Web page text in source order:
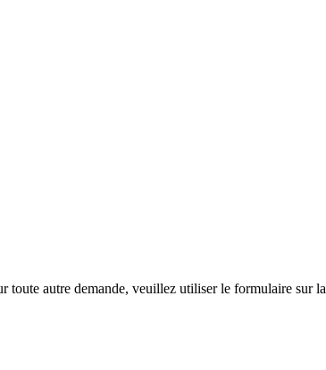
toute autre demande, veuillez utiliser le formulaire sur la